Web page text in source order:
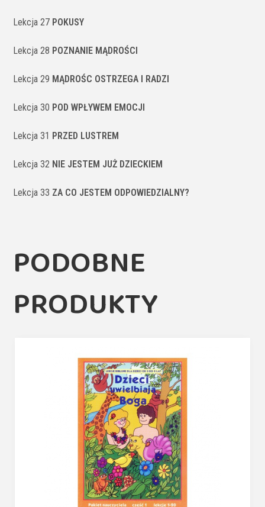
Lekcja 27 POKUSY
Lekcja 28 POZNANIE MĄDROŚCI
Lekcja 29 MĄDROŚC OSTRZEGA I RADZI
Lekcja 30 POD WPŁYWEM EMOCJI
Lekcja 31 PRZED LUSTREM
Lekcja 32 NIE JESTEM JUŻ DZIECKIEM
Lekcja 33 ZA CO JESTEM ODPOWIEDZIALNY?
PODOBNE
PRODUKTY